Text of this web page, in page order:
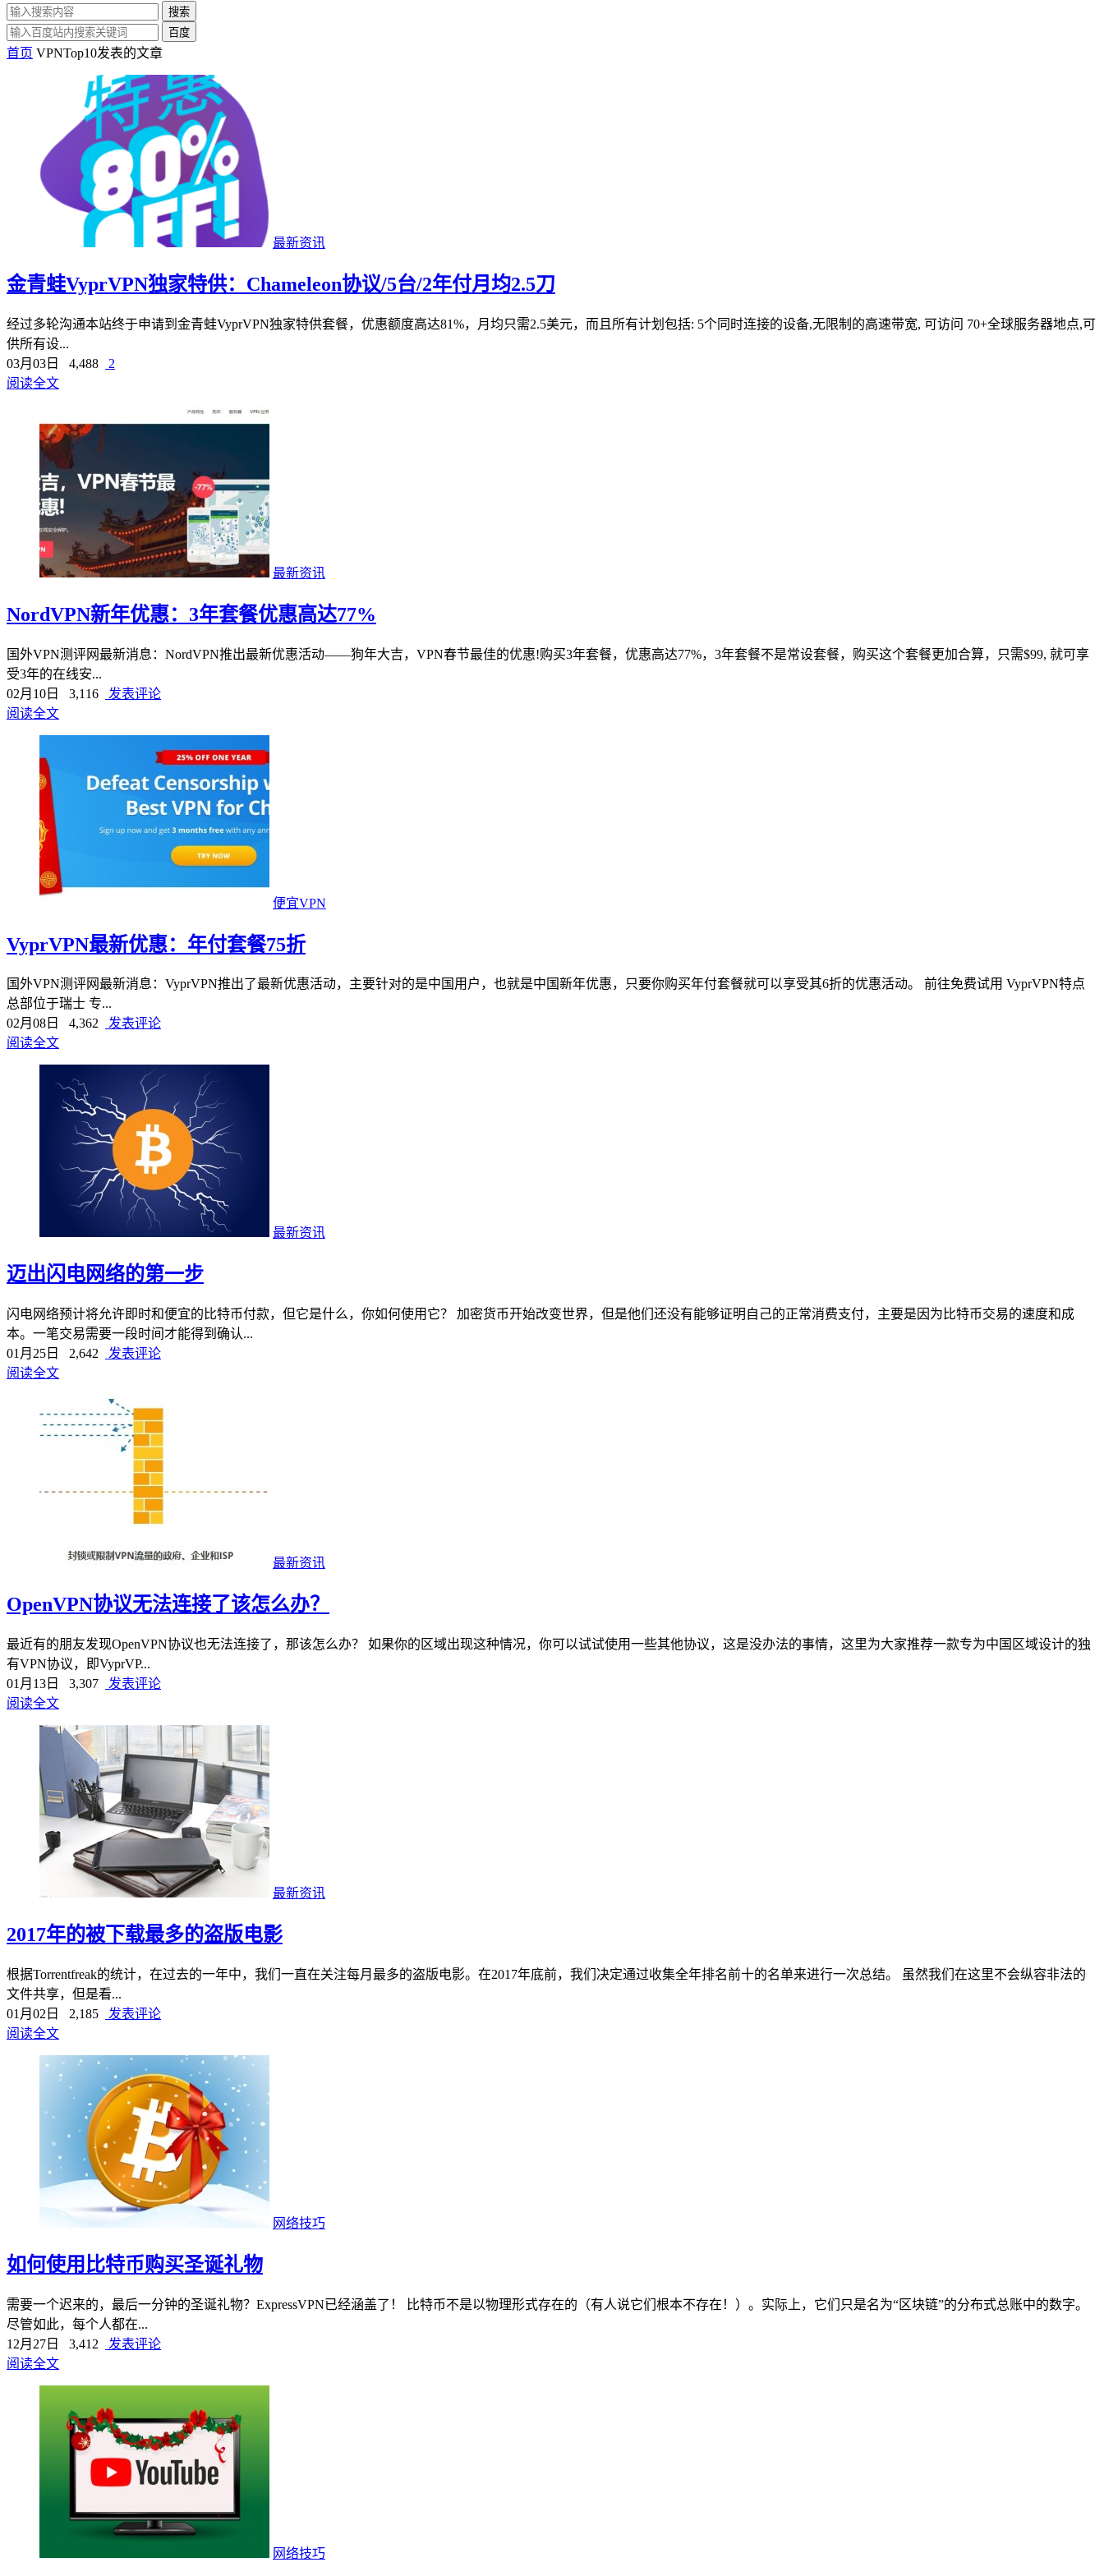
搜索
百度
首页 VPNTop10发表的文章
最新资讯
金青蛙VyprVPN独家特供：Chameleon协议/5台/2年付月均2.5刀
经过多轮沟通本站终于申请到金青蛙VyprVPN独家特供套餐，优惠额度高达81%，月均只需2.5美元，而且所有计划包括: 5个同时连接的设备,无限制的高速带宽, 可访问 70+全球服务器地点,可
供所有设...
03月03日
4,488
2
阅读全文
最新资讯
NordVPN新年优惠：3年套餐优惠高达77%
国外VPN测评网最新消息：NordVPN推出最新优惠活动——狗年大吉，VPN春节最佳的优惠!购买3年套餐，优惠高达77%，3年套餐不是常设套餐，购买这个套餐更加合算，只需$99, 就可享
受3年的在线安...
02月10日
3,116
发表评论
阅读全文
便宜VPN
VyprVPN最新优惠：年付套餐75折
国外VPN测评网最新消息：VyprVPN推出了最新优惠活动，主要针对的是中国用户，也就是中国新年优惠，只要你购买年付套餐就可以享受其6折的优惠活动。 前往免费试用 VyprVPN特点
总部位于瑞士 专...
02月08日
4,362
发表评论
阅读全文
最新资讯
迈出闪电网络的第一步
闪电网络预计将允许即时和便宜的比特币付款，但它是什么，你如何使用它？ 加密货币开始改变世界，但是他们还没有能够证明自己的正常消费支付，主要是因为比特币交易的速度和成
本。一笔交易需要一段时间才能得到确认...
01月25日
2,642
发表评论
阅读全文
最新资讯
OpenVPN协议无法连接了该怎么办？
最近有的朋友发现OpenVPN协议也无法连接了，那该怎么办？ 如果你的区域出现这种情况，你可以试试使用一些其他协议，这是没办法的事情，这里为大家推荐一款专为中国区域设计的独
有VPN协议，即VyprVP...
01月13日
3,307
发表评论
阅读全文
最新资讯
2017年的被下载最多的盗版电影
根据Torrentfreak的统计，在过去的一年中，我们一直在关注每月最多的盗版电影。在2017年底前，我们决定通过收集全年排名前十的名单来进行一次总结。 虽然我们在这里不会纵容非法的
文件共享，但是看...
01月02日
2,185
发表评论
阅读全文
网络技巧
如何使用比特币购买圣诞礼物
需要一个迟来的，最后一分钟的圣诞礼物？ExpressVPN已经涵盖了！ 比特币不是以物理形式存在的（有人说它们根本不存在！）。实际上，它们只是名为“区块链”的分布式总账中的数字。
尽管如此，每个人都在...
12月27日
3,412
发表评论
阅读全文
网络技巧